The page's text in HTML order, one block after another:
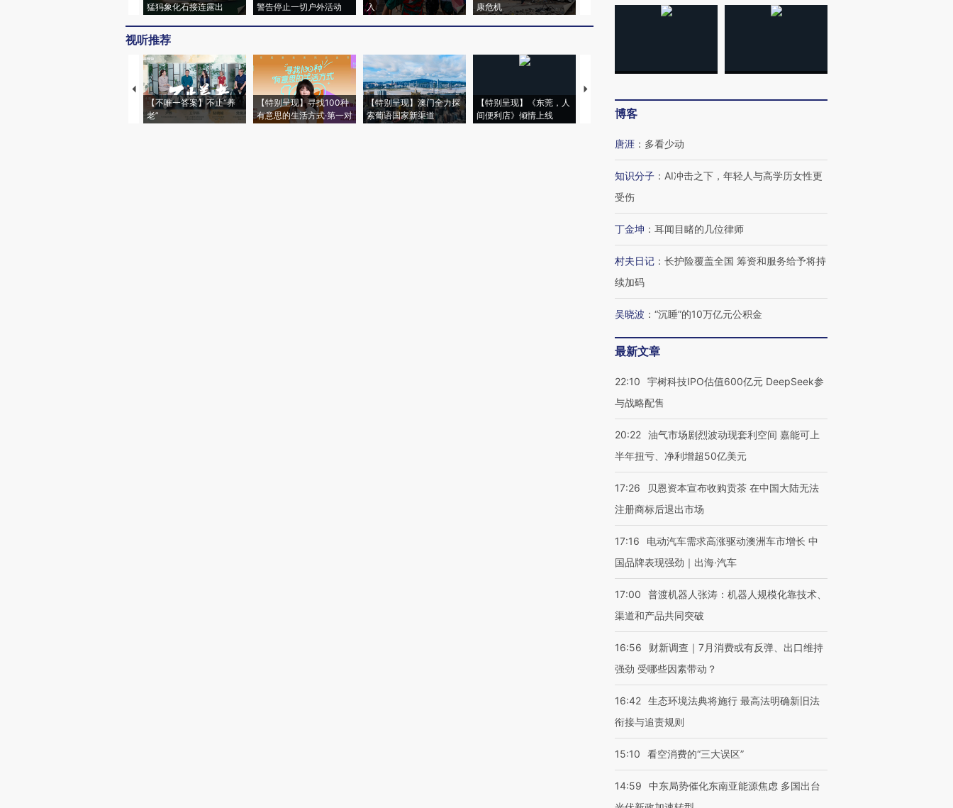
猛犸象化石接连露出
警告停止一切户外活动
入
康危机
心“花钱找虐”？
毒品
育部长拱下台
视听推荐
【不唯一答案】不止“养
老”
【特别呈现】寻找100种
有意思的生活方式·第一对
【特别呈现】澳门全力探
索葡语国家新渠道
【特别呈现】《东莞，人
间便利店》倾情上线
【推广】走进第四届链博
会，让数智科技“链”接产
【特别呈现】寻找100种
CFO：不靠规模取胜，华
博客
唐涯 ： 多看少动
知识分子 ： AI冲击之下，年轻人与高学历女性更
受伤
丁金坤 ： 耳闻目睹的几位律师
村夫日记 ： 长护险覆盖全国 筹资和服务给予将持
续加码
吴晓波 ： “沉睡”的10万亿元公积金
最新文章
22:10
宇树科技IPO估值600亿元 DeepSeek参
与战略配售
20:22 油气市场剧烈波动现套利空间 嘉能可上
半年扭亏、净利增超50亿美元
17:26
贝恩资本宣布收购贡茶 在中国大陆无法
注册商标后退出市场
17:16
电动汽车需求高涨驱动澳洲车市增长 中
国品牌表现强劲｜出海·汽车
17:00
普渡机器人张涛：机器人规模化靠技术、
渠道和产品共同突破
16:56
财新调查｜7月消费或有反弹、出口维持
强劲 受哪些因素带动？
16:42 生态环境法典将施行 最高法明确新旧法
衔接与追责规则
15:10 看空消费的“三大误区”
14:59
中东局势催化东南亚能源焦虑 多国出台